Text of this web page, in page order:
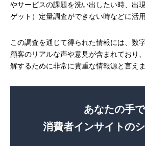
やサービスの課題を洗い出したい時、出
ゲット）定量調査ができない時などに活用
この調査を通じて得られた情報には、数
顧客のリアルな声や意見が含まれており
解するために非常に貴重な情報源と言えま
あなたの手で
消費者インサイトの